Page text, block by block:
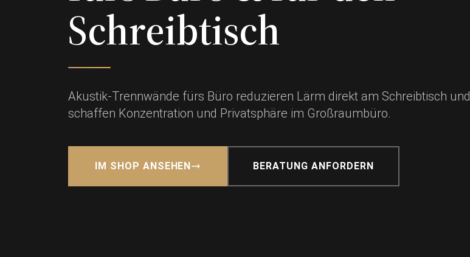
Schreibtisch
Akustik-Trennwände fürs Büro reduzieren Lärm direkt am Schreibtisch und
schaffen Konzentration und Privatsphäre im Großraumbüro.
IM SHOP ANSEHEN BERATUNG ANFORDERN